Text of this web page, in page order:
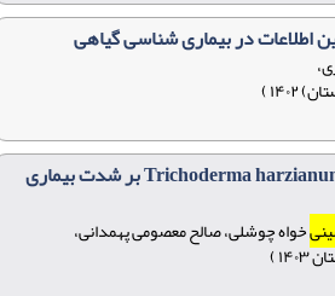
در بیماری شناسی گیاهی
تاثیر Bacillus subtilis و Trichoderma harzianum بر شدت بیماری
خواه چوشلی، صالح معصومی پهمدانی،